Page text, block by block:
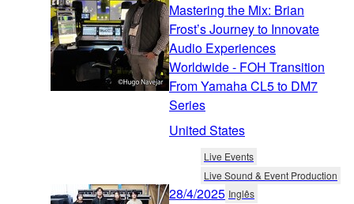
Mastering the Mix: Brian
Frost’s Journey to Innovate
Audio Experiences
Worldwide - FOH Transition
From Yamaha CL5 to DM7
Series
United States
Live Events
Live Sound & Event Production
28/4/2025 Inglês